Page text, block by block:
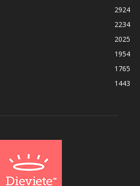
2924
2234
2025
1954
1765
1443